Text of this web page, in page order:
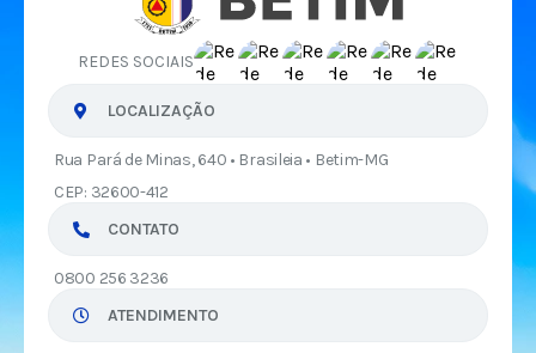
REDES SOCIAIS
LOCALIZAÇÃO
Rua Pará de Minas, 640 • Brasileia • Betim-MG
CEP: 32600-412
CONTATO
0800 256 3236
ATENDIMENTO